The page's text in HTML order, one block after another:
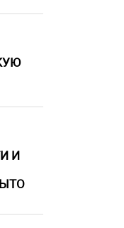
И